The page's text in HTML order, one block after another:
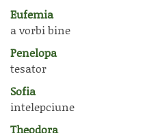
Eufemia
a vorbi bine
Penelopa
tesator
Sofia
intelepciune
Theodora